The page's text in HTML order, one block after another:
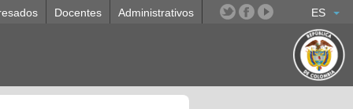
ES
Docentes Administrativos